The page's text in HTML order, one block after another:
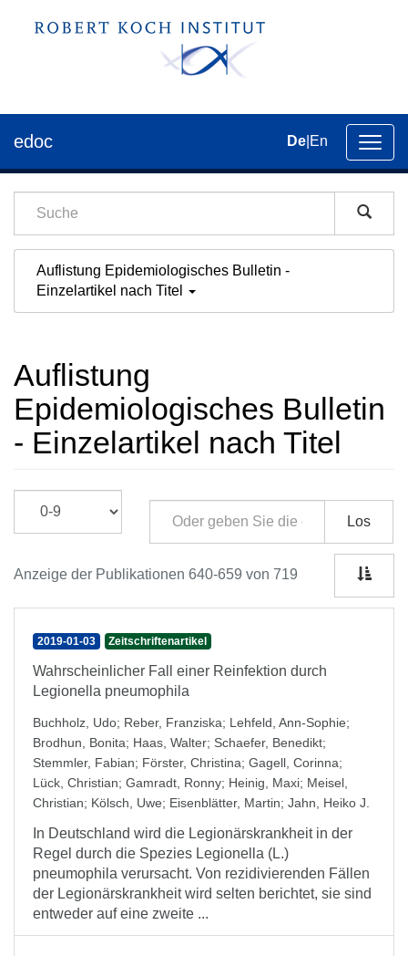
der
edoc De En
Auflistung Epidemiologisches Bulletin -
Einzelartikel nach Titel
Auflistung
Epidemiologisches Bulletin
- Einzelartikel nach Titel
Los
Anzeige der Publikationen 640-659 von 719
2019-01-03 Zeitschriftenartikel
Wahrscheinlicher Fall einer Reinfektion durch
Legionella pneumophila
Buchholz, Udo; Reber, Franziska; Lehfeld, Ann-Sophie;
Brodhun, Bonita; Haas, Walter; Schaefer, Benedikt;
Stemmler, Fabian; Förster, Christina; Gagell, Corinna;
Lück, Christian; Gamradt, Ronny; Heinig, Maxi; Meisel,
Christian; Kölsch, Uwe; Eisenblätter, Martin; Jahn, Heiko J.
In Deutschland wird die Legionärskrankheit in der
Regel durch die Spezies Legionella (L.)
pneumophila verursacht. Von rezidivierenden Fällen
der Legionärskrankheit wird selten berichtet, sie sind
entweder auf eine zweite ...